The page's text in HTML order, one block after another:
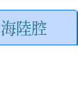
海陸腔